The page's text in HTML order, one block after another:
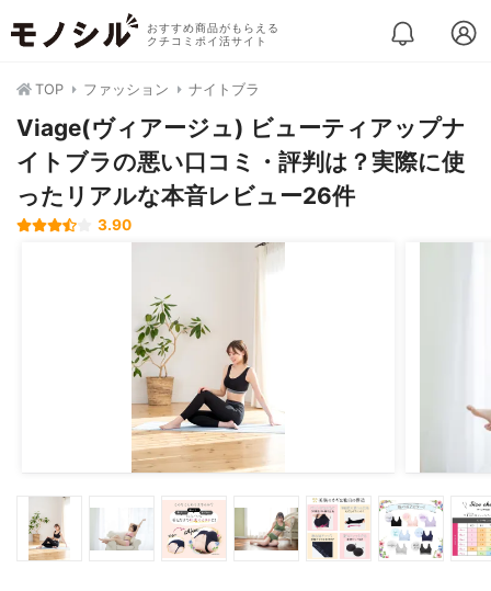
おすすめ商品がもらえる
クチコミポイ活サイト
TOP ファッション ナイトブラ
Viage(ヴィアージュ) ビューティアップナ
イトブラの悪い口コミ・評判は？実際に使
ったリアルな本音レビュー26件
3.90